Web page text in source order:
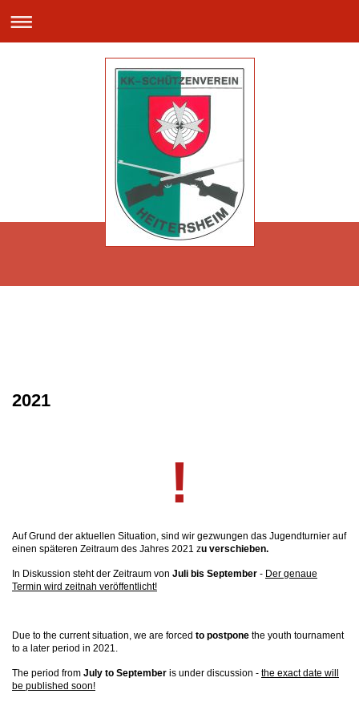
2021
!
Auf Grund der aktuellen Situation, sind wir gezwungen das Jugendturnier auf
einen späteren Zeitraum des Jahres 2021 zu verschieben.
In Diskussion steht der Zeitraum von Juli bis September - Der genaue
Termin wird zeitnah veröffentlicht!
Due to the current situation, we are forced to postpone the youth tournament
to a later period in 2021.
The period from July to September is under discussion - the exact date will
be published soon!